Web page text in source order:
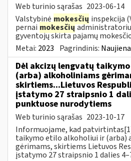
Web turinio sąrašas 2023-06-14
Valstybinė mokesčių inspekcija
pernai mokesčių
gyventojų skirta pajamų
Metai: 2023 Pagrindinis: Naujiena
Dėl akcizų lengvatų
(arba) alkoholiniams
skirtiems...Lietuvos
įstatymo 27 straipsnio 1
punktuose nurodytiems
Web turinio sąrašas 2023-10-17
Informuojame, kad
taikymo etilo alkoholiui ir (arba)
gėrimams, skirtiems Lietuvos
įstatymo 27 straipsnio 1 dalies